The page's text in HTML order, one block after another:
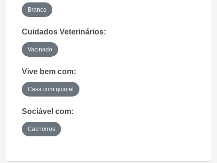
Branca
Cuidados Veterinários:
Vacinado
Vive bem com:
Casa com quintal
Sociável com:
Cachorros